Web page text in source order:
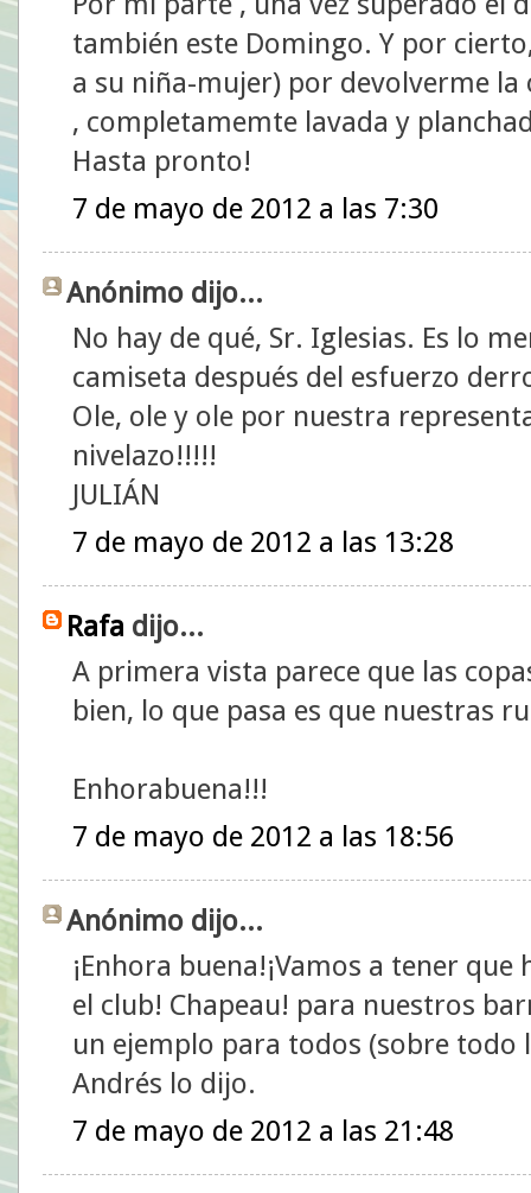
también este Domingo. Y por
a su niña-mujer) por devolverme la
, completamemte lavada y
Hasta pronto!
7 de mayo de 2012 a las 7:30
Anónimo dijo...
No hay de qué, Sr. Iglesias. Es lo
camiseta después del esfuerzo
Ole, ole y ole por nuestra
nivelazo!!!!!
JULIÁN
7 de mayo de 2012 a las 13:28
Rafa dijo...
A primera vista parece que las
bien, lo que pasa es que nuestras
Enhorabuena!!!
7 de mayo de 2012 a las 18:56
Anónimo dijo...
¡Enhora buena!¡Vamos a tener
el club! Chapeau! para nuestros
un ejemplo para todos (sobre todo
Andrés lo dijo.
7 de mayo de 2012 a las 21:48